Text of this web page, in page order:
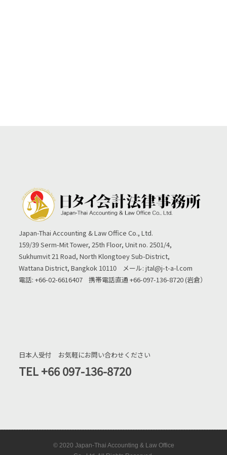
Japan-Thai Accounting & Law Office Co., Ltd.
159/39 Serm-Mit Tower, 25th Floor, Unit no. 2501/4,
Sukhumvit 21 Road, North Klongtoey Sub-District,
Wattana District, Bangkok 10110 メール: jtal@j-t-a-l.com
電話: +66-02-6616407 携帯電話直通 +66-097-136-8720 (岩倉）
日本人受付 お気軽にお問い合わせください
TEL ‭+66 097-136-8720‬
© 2020 Japan-Thai Accounting & Law Office